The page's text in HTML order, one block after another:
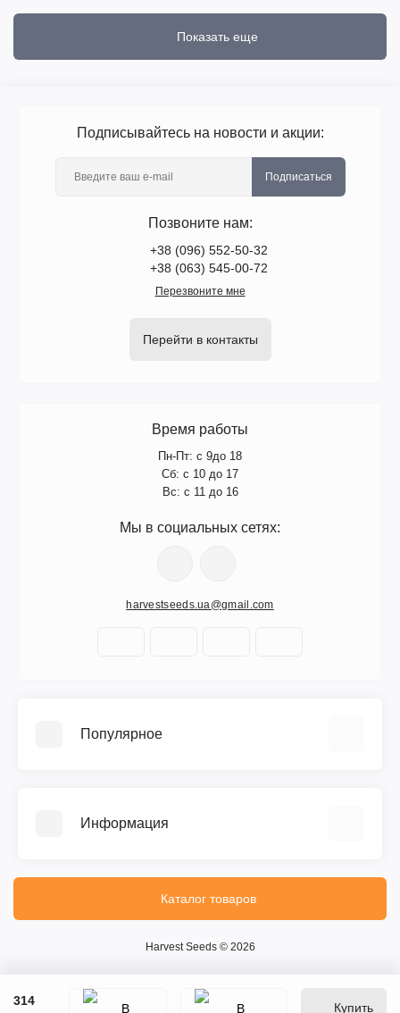
314
Купить
Показать еще
Подписывайтесь на новости и акции:
Подписаться
Позвоните нам:
+38 (096) 552-50-32
+38 (063) 545-00-72
Перезвоните мне
Перейти в контакты
Время работы
Пн-Пт: с 9до 18
Сб: с 10 до 17
Вс: с 11 до 16
Мы в социальных сетях:
harvestseeds.ua@gmail.com
Популярное
Быстроцветущие сорта
Информация
О магазине
Карта сайта
Каталог товаров
Harvest Seeds © 2026